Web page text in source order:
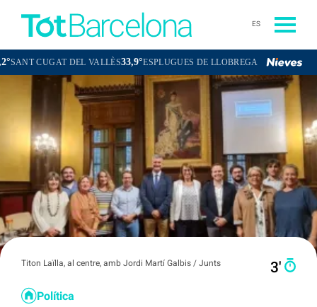
ES
DEL VALLÈS 33,9°ESPLUGUES DE LLOBREGAT32,2°
Titon Laïlla, al centre, amb Jordi Martí Galbis / Junts 3′
Política